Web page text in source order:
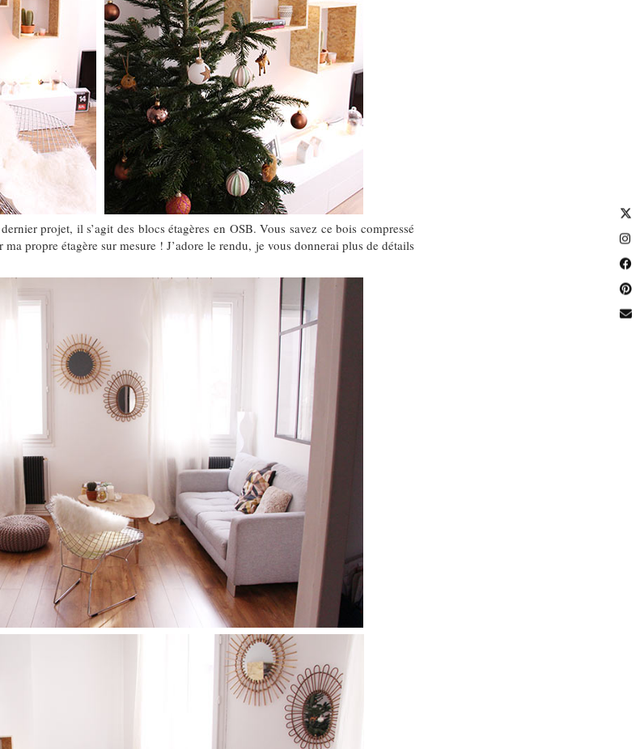
projet, il s’agit des blocs étagères en OSB. Vous savez ce bois compressé
ma propre étagère sur mesure ! J’adore le rendu, je vous donnerai plus de détails